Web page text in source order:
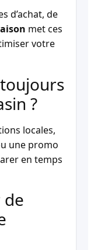
d’achat, de
met ces
votre
?
locales,
une promo
en temps